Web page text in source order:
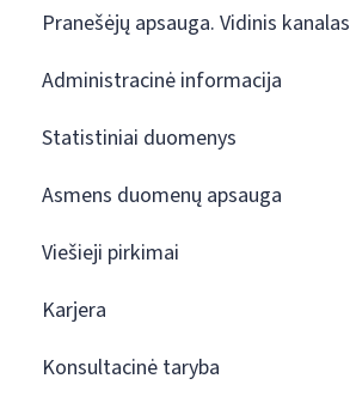
Pranešėjų apsauga. Vidinis kanalas
Administracinė informacija
Statistiniai duomenys
Asmens duomenų apsauga
Viešieji pirkimai
Karjera
Konsultacinė taryba